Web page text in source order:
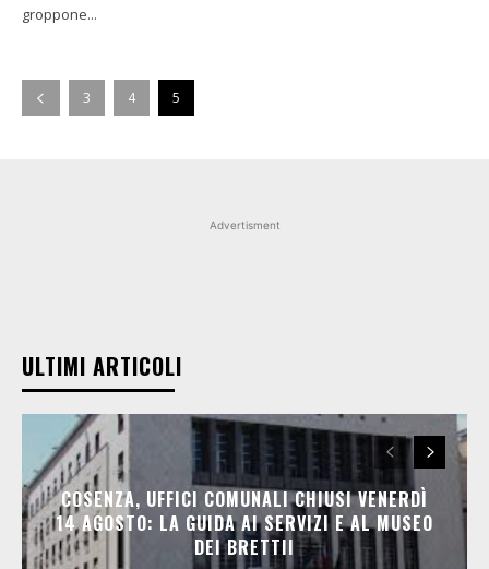
groppone...
3 4 5
Advertisment
ULTIMI ARTICOLI
COSENZA, UFFICI COMUNALI CHIUSI VENERDÌ
14 AGOSTO: LA GUIDA AI SERVIZI E AL MUSEO
DEI BRETTII